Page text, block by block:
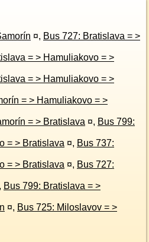
Bratislava = > Šamorín ¤, Bus 727: Bratislava = >
= >
= >
= >
Bus 727: Šamorín = > Bratislava ¤, Bus 799:
Šamorín = > Hamuliakovo = > Bratislava ¤, Bus 737:
Šamorín = > Hamuliakovo = > Bratislava ¤, Bus 727:
, Bus 799: Bratislava = >
¤, Bus 725: Miloslavov = >